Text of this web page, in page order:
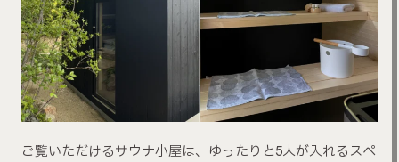
ご覧いただけるサウナ小屋は、ゆったりと5人が入れるスペ